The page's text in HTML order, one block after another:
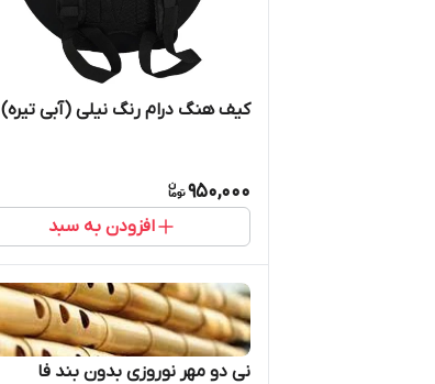
کیف هنگ درام رنگ نیلی (آبی تیره)
950,000
افزودن به سبد
نی دو مهر نوروزی بدون بند فا